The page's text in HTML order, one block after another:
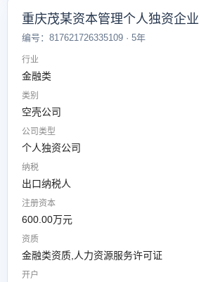
重庆茂某资本管理个人独资企业
编号：817621726335109 · 5年
行业
金融类
类别
空壳公司
公司类型
个人独资公司
纳税
出口纳税人
注册资本
600.00万元
资质
金融类资质,人力资源服务许可证
开户